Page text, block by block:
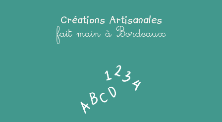
Créations Artisanales
fait main à Bordeaux